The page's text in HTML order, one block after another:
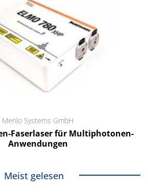
Menlo Systems GmbH
Faserlaser für Multiphotonen-
Anwendungen
Meist gelesen